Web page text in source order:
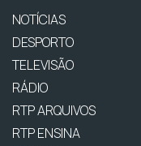
NOTÍCIAS
DESPORTO
TELEVISÃO
RÁDIO
RTP ARQUIVOS
RTP ENSINA